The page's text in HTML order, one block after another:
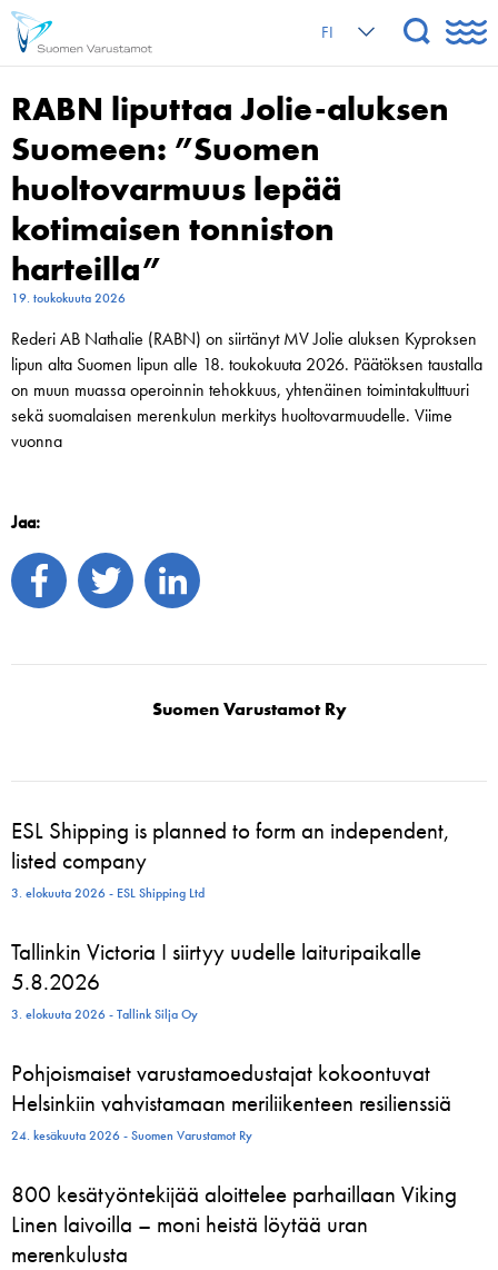
FI
RABN liputtaa Jolie-aluksen
Suomeen: ”Suomen
huoltovarmuus lepää
kotimaisen tonniston
harteilla”
19. toukokuuta 2026
Rederi AB Nathalie (RABN) on siirtänyt MV Jolie aluksen Kyproksen
lipun alta Suomen lipun alle 18. toukokuuta 2026. Päätöksen taustalla
on muun muassa operoinnin tehokkuus, yhtenäinen toimintakulttuuri
sekä suomalaisen merenkulun merkitys huoltovarmuudelle. Viime
vuonna
Jaa:
Suomen Varustamot Ry
ESL Shipping is planned to form an independent,
listed company
3. elokuuta 2026 - ESL Shipping Ltd
Tallinkin Victoria I siirtyy uudelle laituripaikalle
5.8.2026
3. elokuuta 2026 - Tallink Silja Oy
Pohjoismaiset varustamoedustajat kokoontuvat
Helsinkiin vahvistamaan meriliikenteen resilienssiä
24. kesäkuuta 2026 - Suomen Varustamot Ry
800 kesätyöntekijää aloittelee parhaillaan Viking
Linen laivoilla – moni heistä löytää uran
merenkulusta